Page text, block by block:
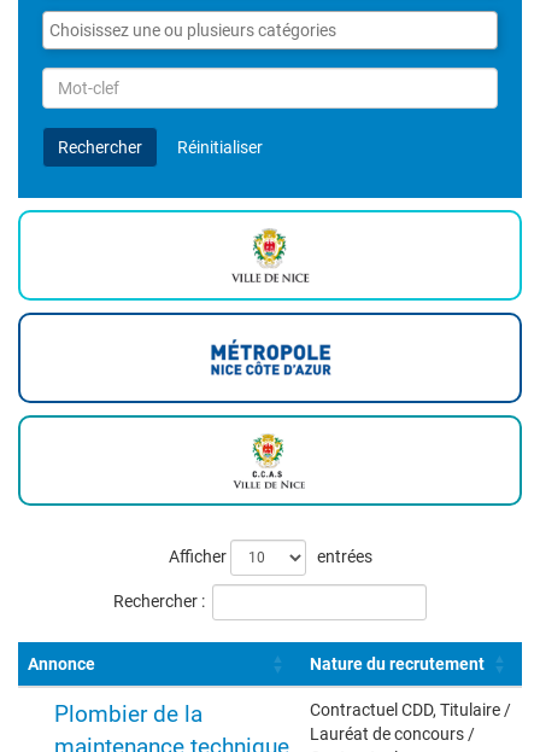
filières
Liste
des
catégories
Rechercher
par
Mot-
clefRechercher Réinitialiser
offres
Afficher entrées
Rechercher :
Annonce Nature du recrutement
Plombier de la
Contractuel CDD, Titulaire /
Lauréat de concours /